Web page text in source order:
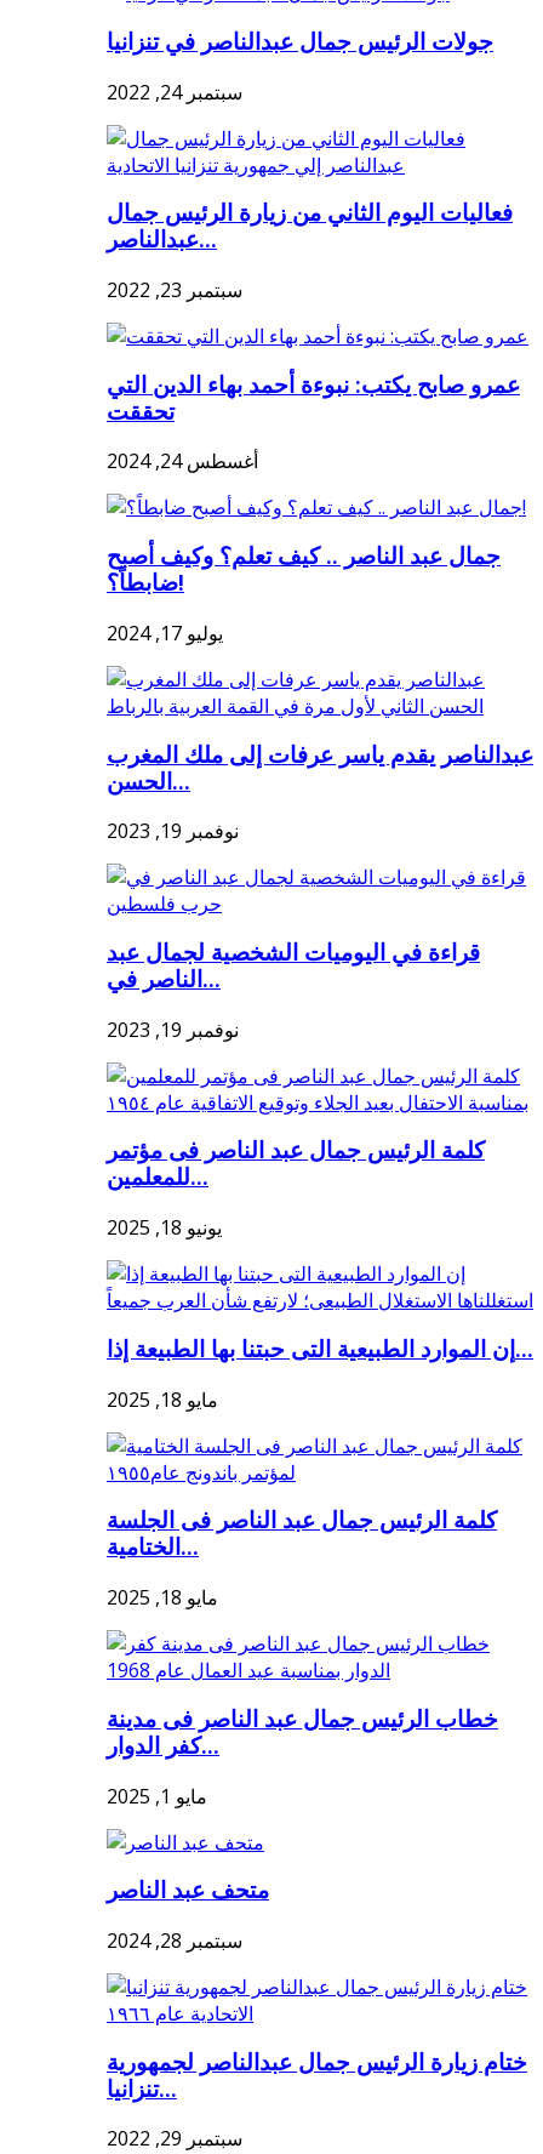
جولات الرئيس جمال عبدالناصر في تنزانيا
سبتمبر 24, 2022
فعاليات اليوم الثاني من زيارة الرئيس جمال
عبدالناصر...
سبتمبر 23, 2022
عمرو صابح يكتب: نبوءة أحمد بهاء الدين التي
تحققت
أغسطس 24, 2024
جمال عبد الناصر .. كيف تعلم؟ وكيف أصبح
ضابطاً؟!
يوليو 17, 2024
عبدالناصر يقدم ياسر عرفات إلى ملك المغرب
الحسن...
نوفمبر 19, 2023
قراءة في اليوميات الشخصية لجمال عبد
الناصر في...
نوفمبر 19, 2023
كلمة الرئيس جمال عبد الناصر فى مؤتمر
للمعلمين...
يونيو 18, 2025
إن الموارد الطبيعية التى حبتنا بها الطبيعة إذا...
مايو 18, 2025
كلمة الرئيس جمال عبد الناصر فى الجلسة
الختامية...
مايو 18, 2025
خطاب الرئيس جمال عبد الناصر فى مدينة
كفر الدوار...
مايو 1, 2025
متحف عبد الناصر
سبتمبر 28, 2024
ختام زيارة الرئيس جمال عبدالناصر لجمهورية
تنزانيا...
سبتمبر 29, 2022